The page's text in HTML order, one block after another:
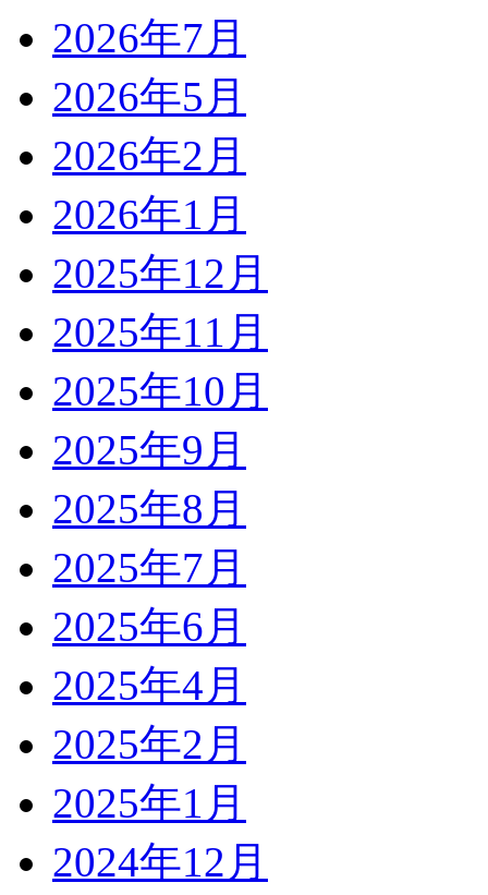
2026年7月
2026年5月
2026年2月
2026年1月
2025年12月
2025年11月
2025年10月
2025年9月
2025年8月
2025年7月
2025年6月
2025年4月
2025年2月
2025年1月
2024年12月